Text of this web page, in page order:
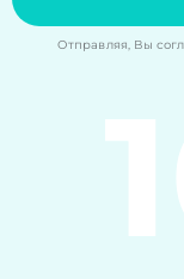
Отправляя, Вы